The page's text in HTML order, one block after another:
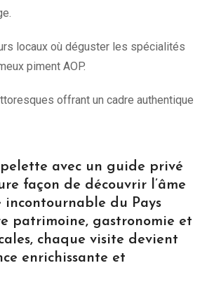
locaux où déguster les spécialités
piment AOP.
offrant un cadre authentique
avec un guide privé
façon de découvrir l’âme
incontournable du Pays
patrimoine, gastronomie et
chaque visite devient
enrichissante et